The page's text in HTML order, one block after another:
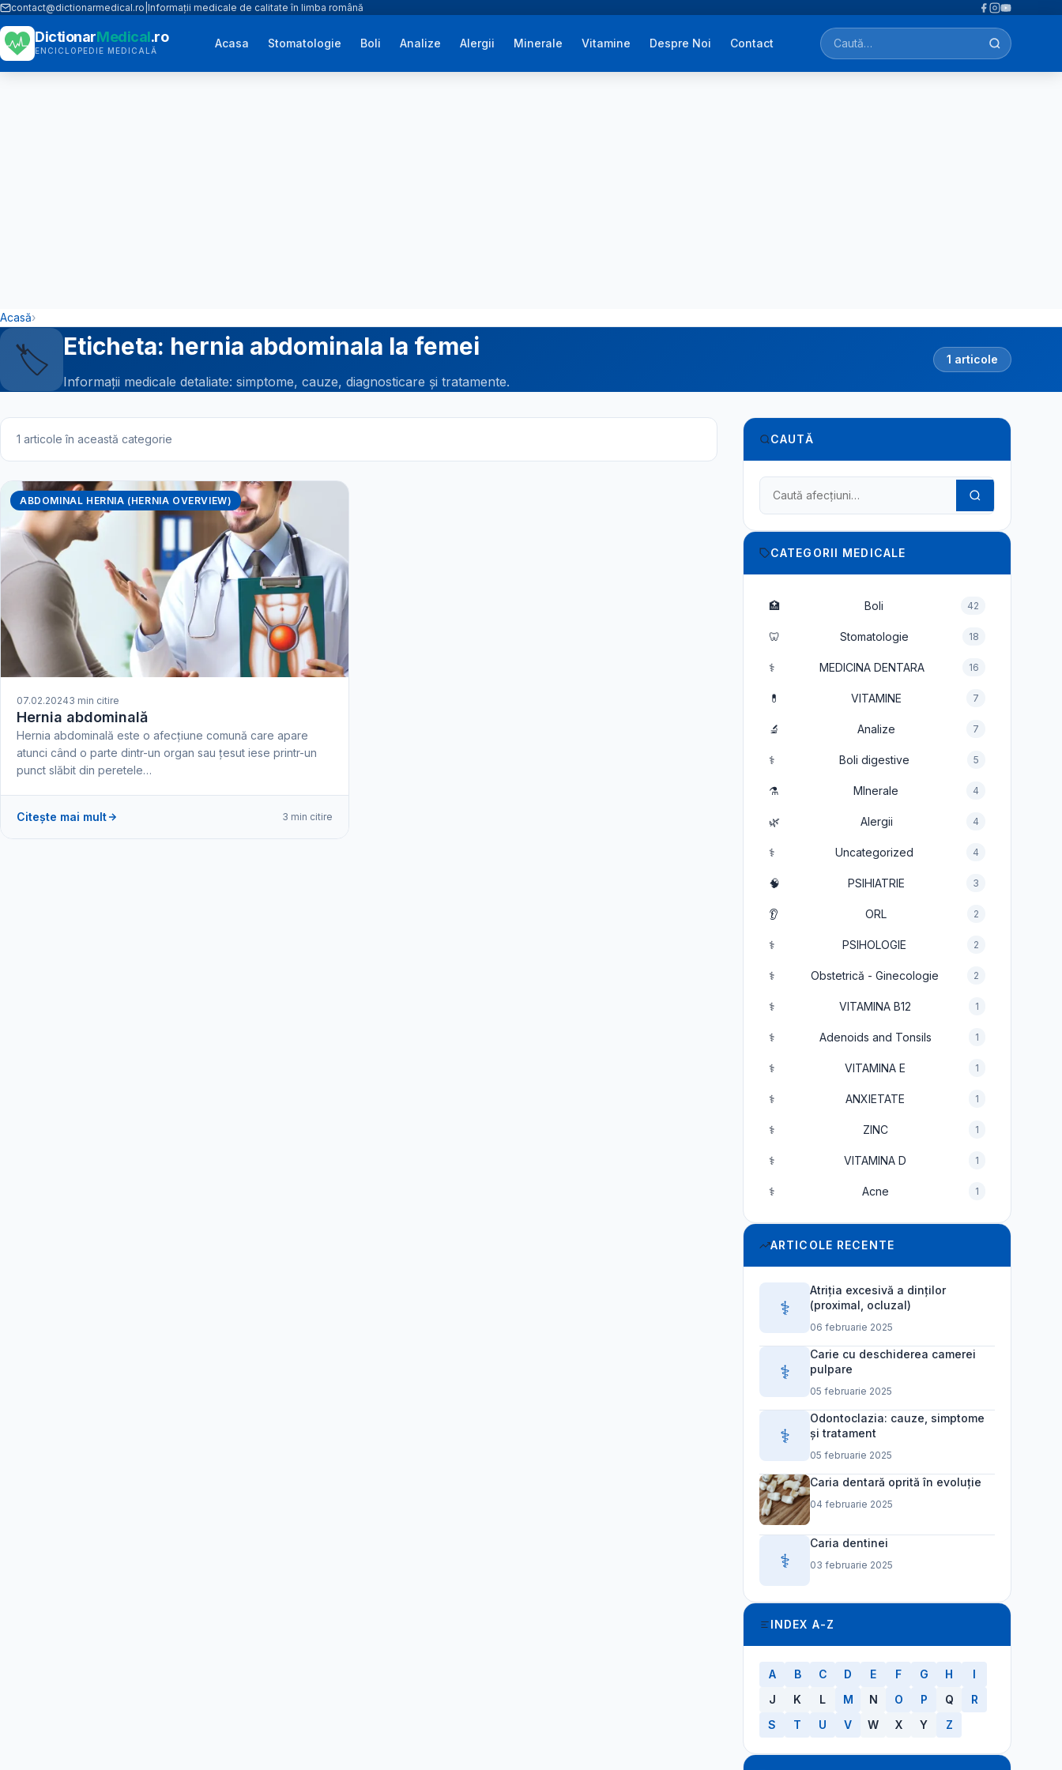
contact@dictionarmedical.ro Informații medicale de calitate în limba română
DictionarMedical.ro
ENCICLOPEDIE MEDICALĂ
Acasa Stomatologie Boli Analize Alergii Minerale Vitamine Despre Noi Contact
Caută afecțiuni, tratamente, simptome…
Acasă›
🏷️ Eticheta: hernia abdominala la femei
Informații medicale detaliate: simptome, cauze, diagnosticare și tratamente.
1 articole
1 articole în această categorie
ABDOMINAL HERNIA (HERNIA OVERVIEW)
07.02.20243 min citire
Hernia abdominală
Hernia abdominală este o afecțiune comună care apare
atunci când o parte dintr-un organ sau țesut iese printr-un
punct slăbit din peretele…
Citește mai mult 3 min citire
CAUTĂ
Caută în dicționarul medical
CATEGORII MEDICALE
🏥 Boli 42
🦷 Stomatologie 18
⚕️ MEDICINA DENTARA 16
💊 VITAMINE 7
🔬 Analize 7
⚕️ Boli digestive 5
⚗️ MInerale 4
🌿 Alergii 4
⚕️ Uncategorized 4
🧠 PSIHIATRIE 3
👂 ORL 2
⚕️ PSIHOLOGIE 2
⚕️ Obstetrică - Ginecologie 2
⚕️ VITAMINA B12 1
⚕️ Adenoids and Tonsils 1
⚕️ VITAMINA E 1
⚕️ ANXIETATE 1
⚕️ ZINC 1
⚕️ VITAMINA D 1
⚕️ Acne 1
ARTICOLE RECENTE
⚕️
Atriția excesivă a dinților
(proximal, ocluzal)
06 februarie 2025
⚕️
Carie cu deschiderea camerei
pulpare
05 februarie 2025
⚕️
Odontoclazia: cauze, simptome
și tratament
05 februarie 2025
Caria dentară oprită în evoluție
04 februarie 2025
⚕️
Caria dentinei
03 februarie 2025
INDEX A-Z
A B C D E F G H
I
J
K L M N O P Q
R
S
T U V W X Y Z